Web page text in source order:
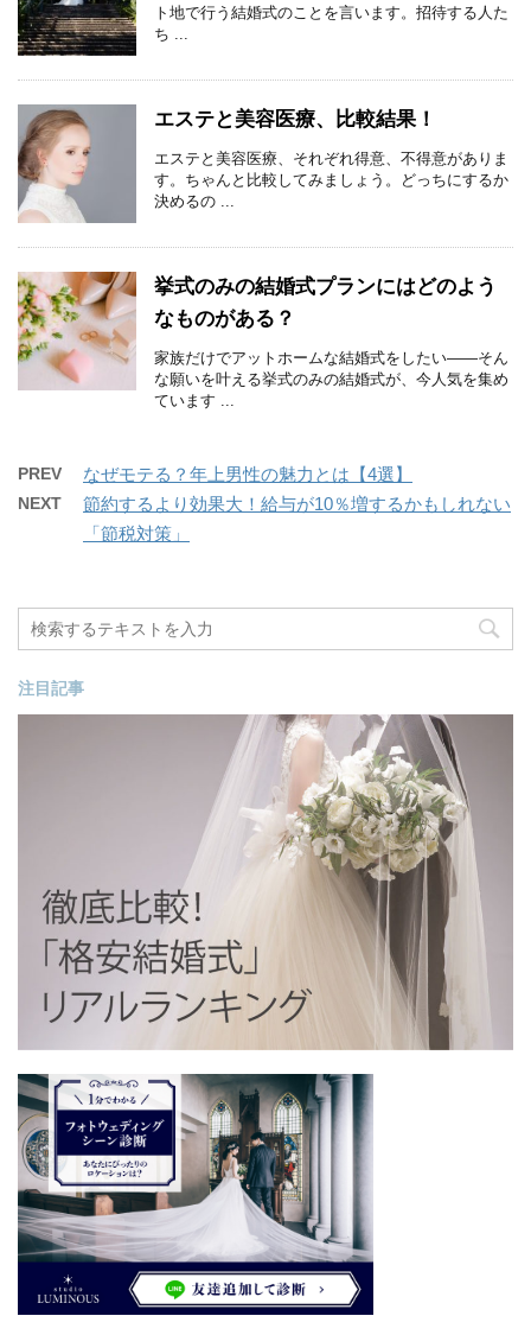
ト地で行う結婚式のことを言います。招待する人た
ち ...
エステと美容医療、比較結果！
エステと美容医療、それぞれ得意、不得意がありま
す。ちゃんと比較してみましょう。どっちにするか
決めるの ...
挙式のみの結婚式プランにはどのよう
なものがある？
家族だけでアットホームな結婚式をしたい――そん
な願いを叶える挙式のみの結婚式が、今人気を集め
ています ...
PREV なぜモテる？年上男性の魅力とは【4選】
NEXT
節約するより効果大！給与が10％増するかもしれない
「節税対策」
注目記事